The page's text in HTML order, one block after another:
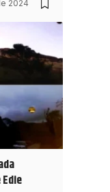
2024